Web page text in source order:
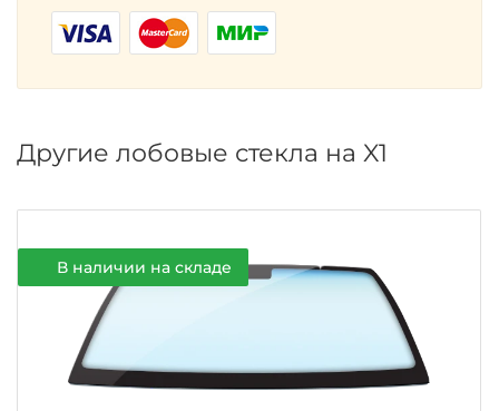
Другие лобовые стекла на X1
В наличии на складе